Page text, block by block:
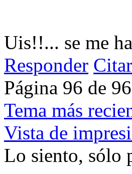
Uis!!... se me
Responder Citar
Página 96 de
Tema más
Vista de
Lo siento, sólo